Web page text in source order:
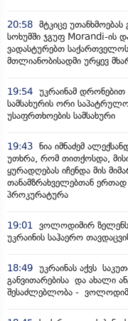
20:58 მტკიცე
სოხუმში ჯგუფ Morandi-ის
ვადასტურებთ
მთლიანობისადმი ურყევ
19:54 უკრაინამ
სამსახურის ორი
უსაფრთხოების სამსახური
19:43 ნია იმნაძემ
უთხრა, რომ თითქოსდა,
ყურადღებას იჩენდა მის
თანამზრახველებთან
პროკურატურა
19:01
ვოლოდიმირ
უკრაინის საჰაერო
18:49 უკრაინას აქვს
განვითარებისა და ახალი
შესაძლებლობა -